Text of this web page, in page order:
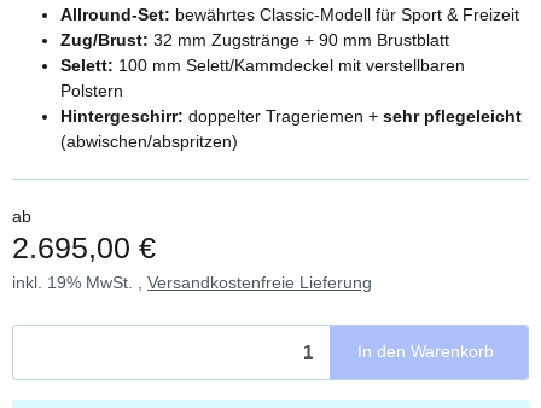
Allround-Set: bewährtes Classic-Modell für Sport & Freizeit
Zug/Brust: 32 mm Zugstränge + 90 mm Brustblatt
Selett: 100 mm Selett/Kammdeckel mit verstellbaren
Polstern
Hintergeschirr: doppelter Trageriemen + sehr pflegeleicht
(abwischen/abspritzen)
ab
2.695,00 €
inkl. 19% MwSt. , Versandkostenfreie Lieferung
In den Warenkorb